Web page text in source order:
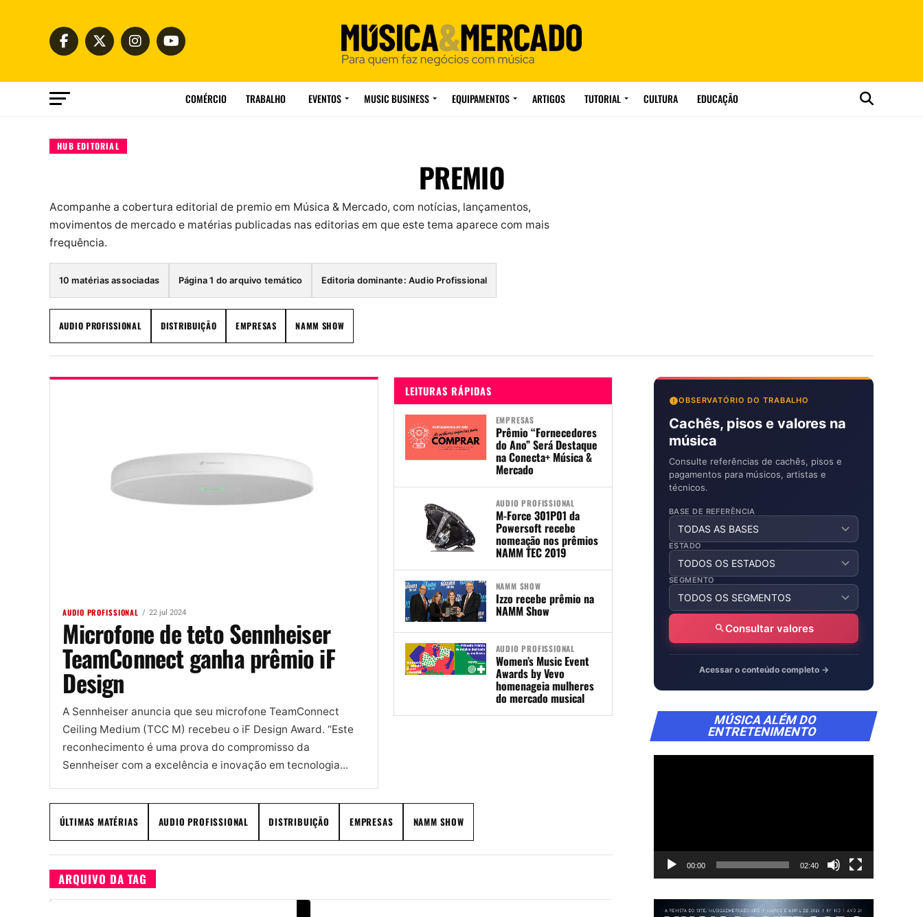
COMÉRCIO TRABALHO EVENTOS MUSIC BUSINESS EQUIPAMENTOS ARTIGOS TUTORIAL CULTURA EDUCAÇÃO
HUB EDITORIAL
PREMIO
Acompanhe a cobertura editorial de premio em Música & Mercado, com notícias, lançamentos,
movimentos de mercado e matérias publicadas nas editorias em que este tema aparece com mais
frequência.
10 matérias associadas Página 1 do arquivo temático Editoria dominante: Audio Profissional
AUDIO PROFISSIONAL DISTRIBUIÇÃO EMPRESAS NAMM SHOW
AUDIO PROFISSIONAL 22 jul 2024
Microfone de teto Sennheiser
TeamConnect ganha prêmio iF
Design
A Sennheiser anuncia que seu microfone TeamConnect
Ceiling Medium (TCC M) recebeu o iF Design Award. “Este
reconhecimento é uma prova do compromisso da
Sennheiser com a excelência e inovação em tecnologia...
LEITURAS RÁPIDAS
EMPRESAS
Prêmio “Fornecedores
do Ano” Será Destaque
na Conecta+ Música &
Mercado
AUDIO PROFISSIONAL
M-Force 301P01 da
Powersoft recebe
nomeação nos prêmios
NAMM TEC 2019
NAMM SHOW
Izzo recebe prêmio na
NAMM Show
AUDIO PROFISSIONAL
Women’s Music Event
Awards by Vevo
homenageia mulheres
do mercado musical
ÚLTIMAS MATÉRIAS AUDIO PROFISSIONAL DISTRIBUIÇÃO EMPRESAS NAMM SHOW
ARQUIVO DA TAG
OBSERVATÓRIO DO TRABALHO
Cachês, pisos e valores na
música
Consulte referências de cachês, pisos e
pagamentos para músicos, artistas e
técnicos.
BASE DE REFERÊNCIA
ESTADO
SEGMENTO
Consultar valores
Acessar o conteúdo completo →
MÚSICA ALÉM DO
ENTRETENIMENTO
Tocador
de
00:00 02:40